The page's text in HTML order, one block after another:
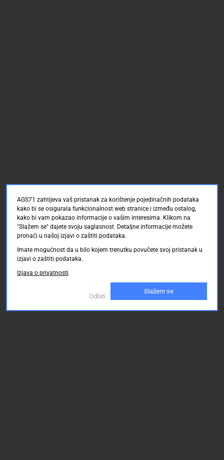
AGS71 zahtijeva vaš pristanak za korištenje pojedinačnih podataka
kako bi se osigurala funkcionalnost web stranice i između ostalog,
kako bi vam pokazao informacije o vašim interesima. Klikom na
"Slažem se" dajete svoju saglasnost. Detaljne informacije možete
pronaći u našoj izjavi o zaštiti podataka.
Imate mogućnost da u bilo kojem trenutku povučete svoj pristanak u
izjavi o zaštiti podataka.
Izjava o privatnosti
Odbiti
Slažem se